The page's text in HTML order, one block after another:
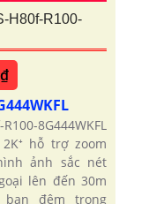
H80f-R100-
8G444WKFL
hỗ trợ zoom
ảnh sắc nét
lên đến 30m
đêm trong